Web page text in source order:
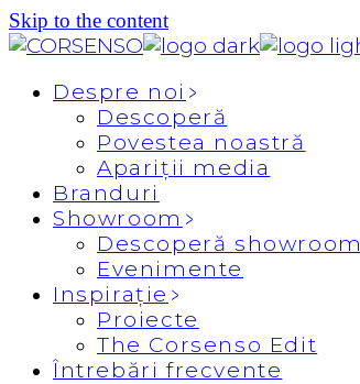
Skip to the content
Despre noi
Descoperă
Povestea noastră
Apariții media
Branduri
Showroom
Descoperă showroom
Evenimente
Inspirație
Proiecte
The Corsenso Edit
Întrebări frecvente